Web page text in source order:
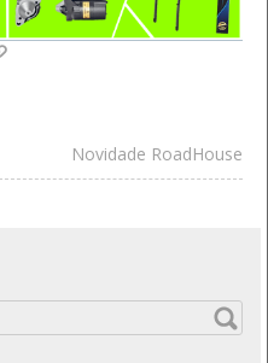
Novidade RoadHouse